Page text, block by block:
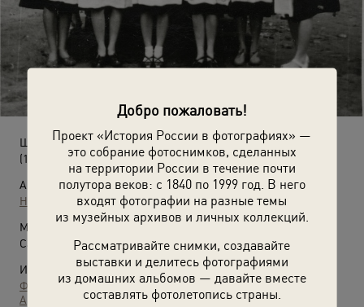
Добро пожаловать!
Проект «История России в фотографиях» —
это собрание фотоснимков, сделанных
на территории России в течение почти
полутора веков: с 1840 по 1999 год. В него
входят фотографии на разные темы
из музейных архивов и личных коллекций.
Рассматривайте снимки, создавайте
выставки и делитесь фотографиями
из домашних альбомов — давайте вместе
составлять фотолетопись страны.
Школьницы 76-й школы
(1959 год)
Автор:
Неизвестный автор
Место съемки:
Саратовская обл., г. Саратов
Источники:
Фотографии пользователей russiainphoto.ru
Архив Евгения Викторовича Ахматова